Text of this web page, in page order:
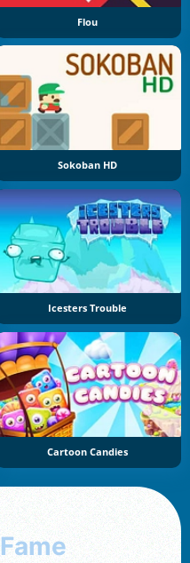
Flou
Sokoban HD
Icesters Trouble
Cartoon Candies
Fame